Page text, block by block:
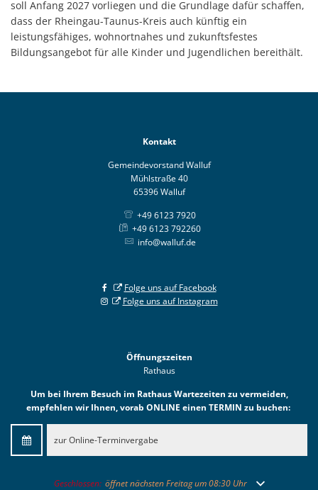
soll Anfang 2027 vorliegen und die Grundlage dafür schaffen,
dass der Rheingau-Taunus-Kreis auch künftig ein
leistungsfähiges, wohnortnahes und zukunftsfestes
Bildungsangebot für alle Kinder und Jugendlichen bereithält.
Kontakt
Gemeindevorstand Walluf
Mühlstraße 40
65396 Walluf
+49 6123 7920
+49 6123 792260
info@walluf.de
Folge uns auf Facebook
Folge uns auf Instagram
Öffnungszeiten
Rathaus
Um bei Ihrem Besuch im Rathaus Wartezeiten zu vermeiden,
empfehlen wir Ihnen, vorab ONLINE einen TERMIN zu buchen:
zur Online-Terminvergabe
Klicken, um weitere Öffnungs- oder Schließzeiten auszublenden
Geschlossen: öffnet nächsten Freitag um 08:30 Uhr